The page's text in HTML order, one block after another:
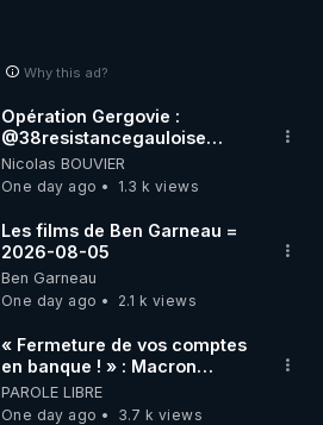
Why this ad?
Opération Gergovie :
‪@38resistancegauloise‬
‪@MarionSigautOfficiel‬
‪@gladysriifard5710‬ Laëtitia
Nicolas BOUVIER
One day ago
1.3 k views
Les films de Ben Garneau =
2026-08-05
Ben Garneau
One day ago
2.1 k views
« Fermeture de vos comptes
en banque ! » : Macron
impose une loi folle !
PAROLE LIBRE
One day ago
3.7 k views